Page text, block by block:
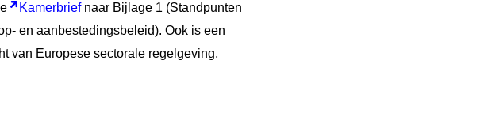
Kamerbriefnaar Bijlage 1 (Standpunten
en aanbestedingsbeleid). Ook is een
van Europese sectorale regelgeving,